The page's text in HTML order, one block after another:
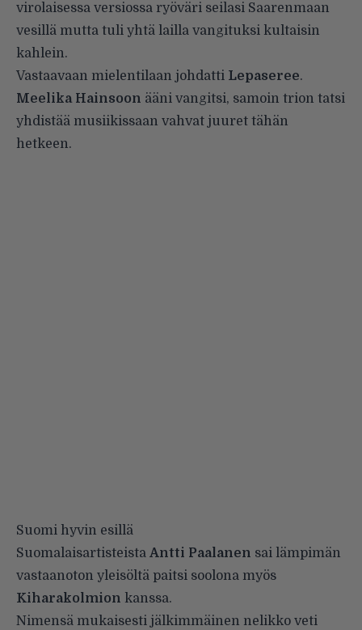
virolaisessa versiossa ryöväri seilasi Saarenmaan
vesillä mutta tuli yhtä lailla vangituksi kultaisin
kahlein.
Vastaavaan mielentilaan johdatti Lepaseree.
Meelika Hainsoon ääni vangitsi, samoin trion tatsi
yhdistää musiikissaan vahvat juuret tähän
hetkeen.
Suomi hyvin esillä
Suomalaisartisteista Antti Paalanen sai lämpimän
vastaanoton yleisöltä paitsi soolona myös
Kiharakolmion kanssa.
Nimensä mukaisesti jälkimmäinen nelikko veti